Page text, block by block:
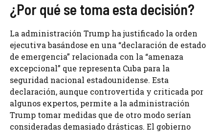
¿Por qué se toma esta decisión?
La administración Trump ha justificado la orden
ejecutiva basándose en una “declaración de estado
de emergencia” relacionada con la “amenaza
excepcional” que representa Cuba para la
seguridad nacional estadounidense. Esta
declaración, aunque controvertida y criticada por
algunos expertos, permite a la administración
Trump tomar medidas que de otro modo serían
consideradas demasiado drásticas. El gobierno